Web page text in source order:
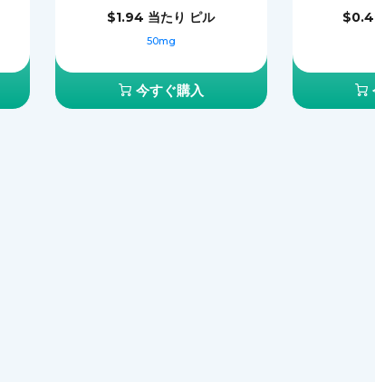
$1.94 当たり ピル
50mg
今すぐ購入